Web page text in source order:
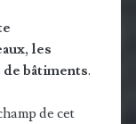
les
bâtiments.
de cet